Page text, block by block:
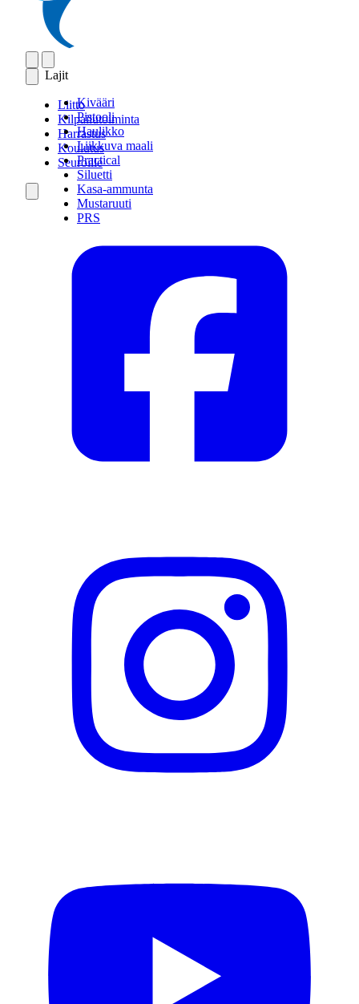
Lajit
Kivääri
Pistooli
Haulikko
Liikkuva maali
Practical
Siluetti
Kasa-ammunta
Mustaruuti
PRS
Liitto
Kilpailutoiminta
Harrastus
Koulutus
Seuroille